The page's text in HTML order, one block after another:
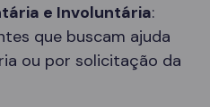
e Involuntária:
que buscam ajuda
ou por solicitação da